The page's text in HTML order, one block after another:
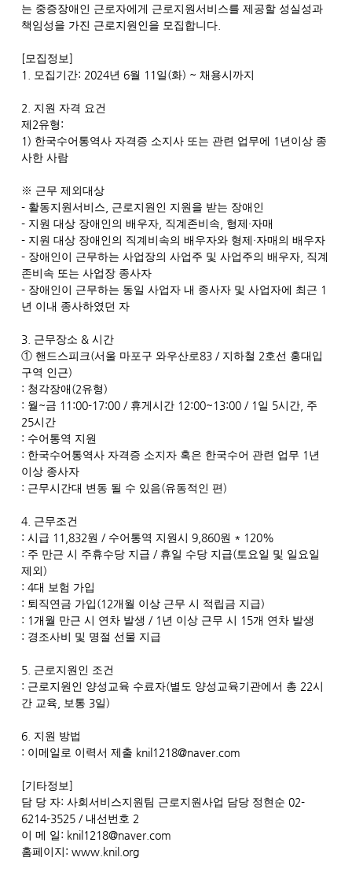
는 중증장애인 근로자에게 근로지원서비스를 제공할 성실성과
책임성을 가진 근로지원인을 모집합니다
[모집정보]
1. 모집기간: 2024년 6월 11 일 (화) ~ 채용시까지
2. 지원 자격 요건
제 2유형 :
1) 한국수어통역사 자격증 소지사 또는 관련 업무에 1 년이상 종
사한 사람
※ 근무 제외대상
- 활동지원서비스 근로지원인 지원을 받는 장애인
- 지원 대상 장애인의 배우자 직계존비속 형제 ·자매
- 지원 대상 장애인의 직계비속의 배우자와 형제 ·자매의 배우자
- 장애인이 근무하는 사업장의 사업주 및 사업주의 배우자 직계
존비속 또는 사업장 종사자
- 장애인이 근무하는 동일 사업자 내 종사자 및 사업자에 최근 1
년 이내 종사하였던 자
3. 근무장소 & 시간
① 핸드스피크(서울 마포구 와우산로83 / 지하철 2호선 홍대입
구역 인근)
: 청각장애 (2유형)
: 월 ~금 11:00-17:00 / 휴게시간 12:00~13:00 / 1 일 5시간 주
25시간
: 수어통역 지원
: 한국수어통역사 자격증 소지자 혹은 한국수어 관련 업무 1 년
이상 종사자
: 근무시간대 변동 될 수 있음(유동적인 편)
4. 근무조건
: 시급 11,832원 / 수어통역 지원시 9,860원 * 120%
: 주 만근 시 주휴수당 지급 / 휴일 수당 지급(토요일 및 일요일
제외 )
: 4대 보험 가입
: 퇴직연금 가입 (12개월 이상 근무 시 적립금 지급)
: 1개월 만근 시 연차 발생 / 1 년 이상 근무 시 15개 연차 발생
: 경조사비 및 명절 선물 지급
5. 근로지원인 조건
: 근로지원인 양성교육 수료자(별도 양성교육기관에서 총 22시
간 교육
보통 3일)
6. 지원 방법
: 이메일로 이력서 제출 knil1218@naver.com
[기타정보]
담 당 자: 사회서비스지원팀 근로지원사업 담당 정현순 02-
6214-3525 / 내선번호 2
이 메 일 : knil1218@naver.com
홈페이지 : www.knil.org